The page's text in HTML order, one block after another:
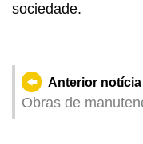
sociedade.
Anterior notícia
Obras de